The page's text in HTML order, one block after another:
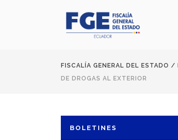
FISCALÍA GENERAL DEL ESTADO /
DE DROGAS AL EXTERIOR
BOLETINES